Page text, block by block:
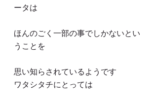
ータは
ほんのごく一部の事でしかないとい
うことを
思い知らされているようです
ワタシタチにとっては